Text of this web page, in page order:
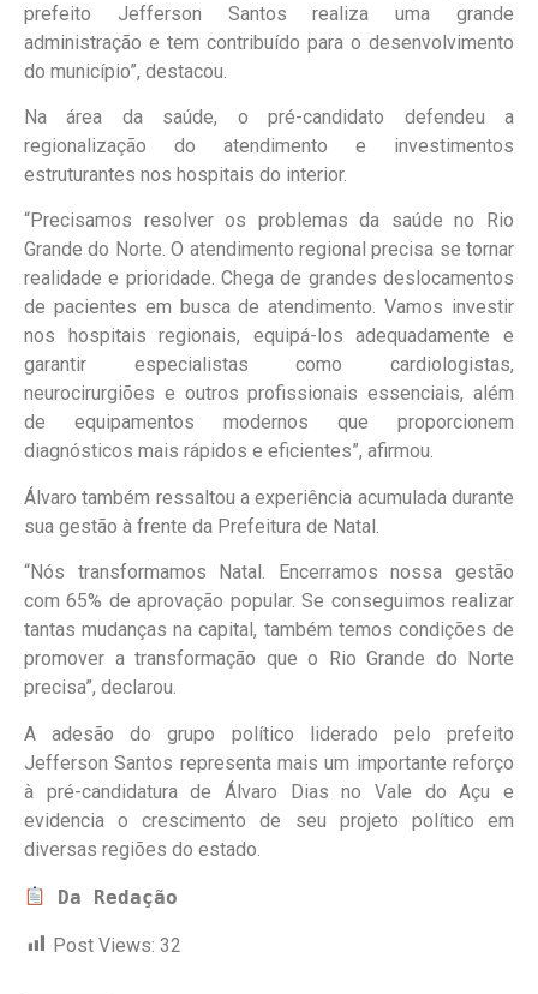
prefeito Jefferson Santos realiza uma grande
administração e tem contribuído para o desenvolvimento
do município”, destacou.
Na área da saúde, o pré-candidato defendeu a
regionalização do atendimento e investimentos
estruturantes nos hospitais do interior.
“Precisamos resolver os problemas da saúde no Rio
Grande do Norte. O atendimento regional precisa se tornar
realidade e prioridade. Chega de grandes deslocamentos
de pacientes em busca de atendimento. Vamos investir
nos hospitais regionais, equipá-los adequadamente e
garantir especialistas como cardiologistas,
neurocirurgiões e outros profissionais essenciais, além
de equipamentos modernos que proporcionem
diagnósticos mais rápidos e eficientes”, afirmou.
Álvaro também ressaltou a experiência acumulada durante
sua gestão à frente da Prefeitura de Natal.
“Nós transformamos Natal. Encerramos nossa gestão
com 65% de aprovação popular. Se conseguimos realizar
tantas mudanças na capital, também temos condições de
promover a transformação que o Rio Grande do Norte
precisa”, declarou.
A adesão do grupo político liderado pelo prefeito
Jefferson Santos representa mais um importante reforço
à pré-candidatura de Álvaro Dias no Vale do Açu e
evidencia o crescimento de seu projeto político em
diversas regiões do estado.
Da Redação
Post Views: 32